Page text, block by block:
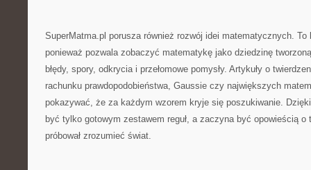
SuperMatma.pl porusza również rozwój idei matematycznych. To
ponieważ pozwala zobaczyć matematykę jako dziedzinę
błędy, spory, odkrycia i przełomowe pomysły. Artykuły o
rachunku prawdopodobieństwa, Gaussie czy największych
pokazywać, że za każdym wzorem kryje się poszukiwanie.
być tylko gotowym zestawem reguł, a zaczyna być opowieścią o
próbował zrozumieć świat.